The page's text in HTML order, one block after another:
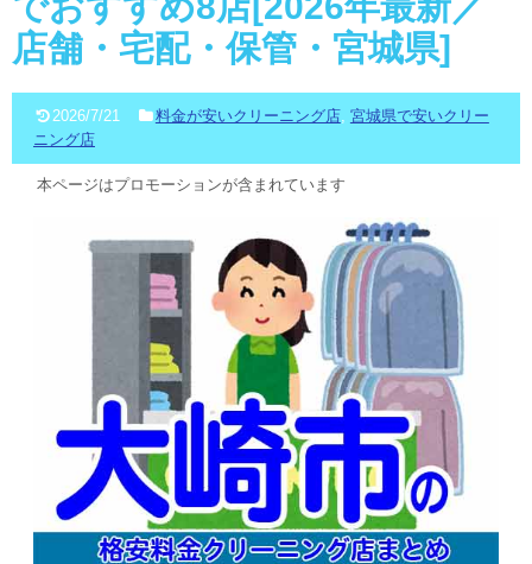
店舗・宅配・保管・宮城県]
2026/7/21 料金が安いクリーニング店, 宮城県で安いクリー
ニング店
本ページはプロモーションが含まれています